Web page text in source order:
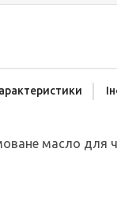
масло для